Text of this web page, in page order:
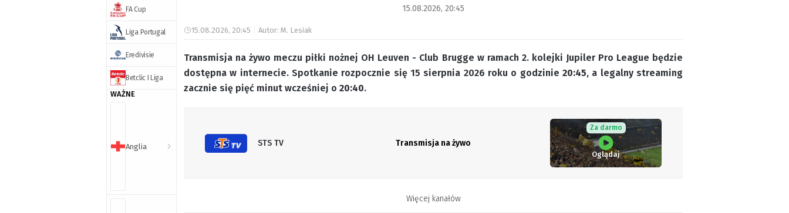
FA Cup
Liga Portugal
Eredivisie
Betclic I Liga
WAŻNE
Anglia
15.08.2026, 20:45
15.08.2026, 20:45 Autor: M. Lesiak
Transmisja na żywo meczu piłki nożnej OH Leuven - Club Brugge w ramach 2. kolejki Jupiler Pro League będzie
dostępna w internecie. Spotkanie rozpocznie się 15 sierpnia 2026 roku o godzinie 20:45, a legalny streaming
zacznie się pięć minut wcześniej o 20:40.
STS TV Transmisja na żywo
Za darmo
Oglądaj
Więcej kanałów